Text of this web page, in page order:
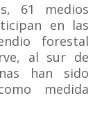
61 medios
en las
forestal
al sur de
han sido
medida